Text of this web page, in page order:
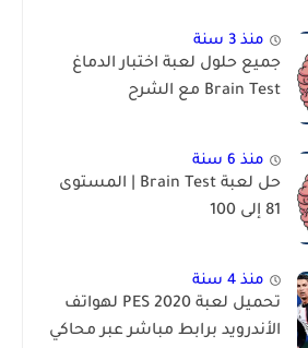
منذ 3 سنة
جميع حلول لعبة اختبار الدماغ
Brain Test مع الشرح
منذ 6 سنة
حل لعبة Brain Test | المستوى
81 إلى 100
منذ 4 سنة
تحميل لعبة PES 2020 لهواتف
الأندرويد برابط مباشر عبر محاكي